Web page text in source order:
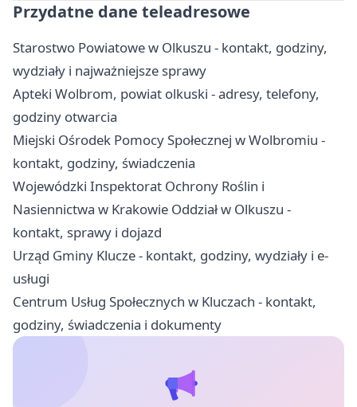
Przydatne dane teleadresowe
Starostwo Powiatowe w Olkuszu - kontakt, godziny,
wydziały i najważniejsze sprawy
Apteki Wolbrom, powiat olkuski - adresy, telefony,
godziny otwarcia
Miejski Ośrodek Pomocy Społecznej w Wolbromiu -
kontakt, godziny, świadczenia
Wojewódzki Inspektorat Ochrony Roślin i
Nasiennictwa w Krakowie Oddział w Olkuszu -
kontakt, sprawy i dojazd
Urząd Gminy Klucze - kontakt, godziny, wydziały i e-
usługi
Centrum Usług Społecznych w Kluczach - kontakt,
godziny, świadczenia i dokumenty